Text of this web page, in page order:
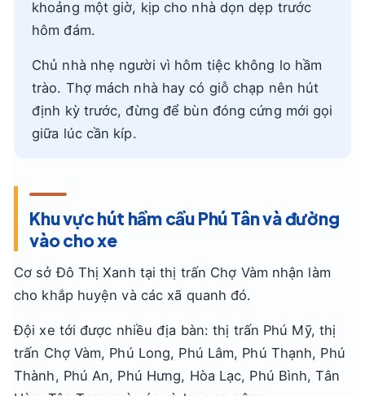
khoảng một giờ, kịp cho nhà dọn dẹp trước
hôm đám.
Chủ nhà nhẹ người vì hôm tiệc không lo hầm
trào. Thợ mách nhà hay có giỗ chạp nên hút
định kỳ trước, đừng để bùn đóng cứng mới gọi
giữa lúc cần kíp.
Khu vực hút hầm cầu Phú Tân và đường
vào cho xe
Cơ sở Đô Thị Xanh tại thị trấn Chợ Vàm nhận làm
cho khắp huyện và các xã quanh đó.
Đội xe tới được nhiều địa bàn: thị trấn Phú Mỹ, thị
trấn Chợ Vàm, Phú Long, Phú Lâm, Phú Thạnh, Phú
Thành, Phú An, Phú Hưng, Hòa Lạc, Phú Bình, Tân